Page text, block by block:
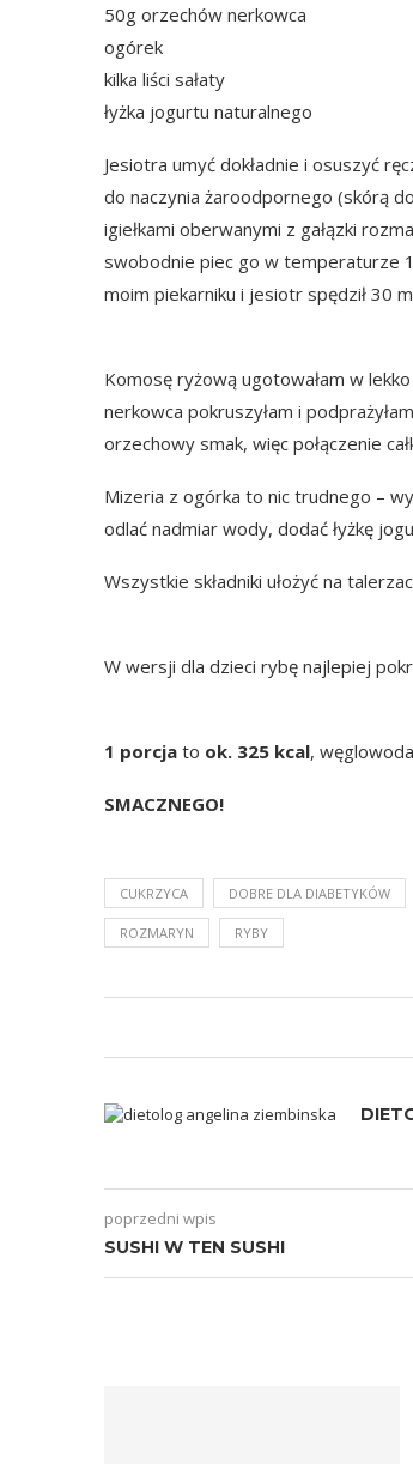
50g orzechów nerkowca
ogórek
kilka liści sałaty
łyżka jogurtu naturalnego
Jesiotra umyć dokładnie i osuszyć
do naczynia żaroodpornego (skórą
igiełkami oberwanymi z gałązki
swobodnie piec go w temperaturze
moim piekarniku i jesiotr spędził 30
Komosę ryżową ugotowałam w
nerkowca pokruszyłam i
orzechowy smak, więc połączenie
Mizeria z ogórka to nic trudnego –
odlać nadmiar wody, dodać łyżkę
Wszystkie składniki ułożyć na
W wersji dla dzieci rybę najlepiej
1 porcja to ok. 325 kcal,
SMACZNEGO!
CUKRZYCA DOBRE DLA DIABETYKÓW
ROZMARYN RYBY
poprzedni wpis
SUSHI W TEN SUSHI